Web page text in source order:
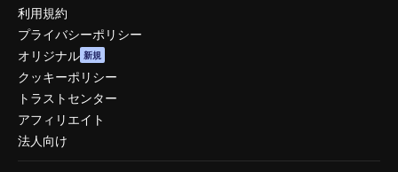
利用規約
プライバシーポリシー
オリジナル 新規
クッキーポリシー
トラストセンター
アフィリエイト
法人向け